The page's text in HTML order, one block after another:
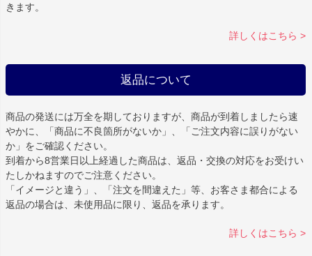
きます。
詳しくはこちら >
返品について
商品の発送には万全を期しておりますが、商品が到着しましたら速
やかに、「商品に不良箇所がないか」、「ご注文内容に誤りがない
か」をご確認ください。
到着から8営業日以上経過した商品は、返品・交換の対応をお受けい
たしかねますのでご注意ください。
「イメージと違う」、「注文を間違えた」等、お客さま都合による
返品の場合は、未使用品に限り、返品を承ります。
詳しくはこちら >